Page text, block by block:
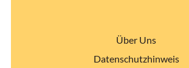
Über Uns
Datenschutzhinweis